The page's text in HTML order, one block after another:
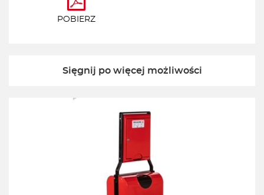
POBIERZ
Sięgnij po więcej możliwości